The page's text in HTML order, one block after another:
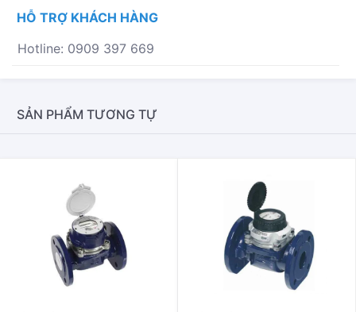
C
HỖ TRỢ KHÁCH HÀNG
Hotline: 0909 397 669
SẢN PHẨM TƯƠNG TỰ